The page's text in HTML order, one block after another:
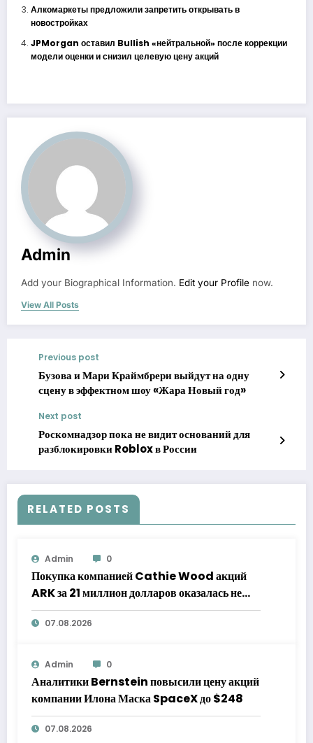
Алкомаркеты предложили запретить открывать в
новостройках
JPMorgan оставил Bullish «нейтральной» после коррекции
модели оценки и снизил целевую цену акций
Admin
Add your Biographical Information. Edit your Profile now.
View All Posts
Previous post
Бузова и Мари Краймбрери выйдут на одну
сцену в эффектном шоу «Жара Новый год»
Next post
Роскомнадзор пока не видит оснований для
разблокировки Roblox в России
RELATED POSTS
Admin 0
Покупка компанией Cathie Wood акций
ARK за 21 миллион долларов оказалась не
такой оптимистичной, как казалось
07.08.2026
Admin 0
Аналитики Bernstein повысили цену акций
компании Илона Маска SpaceX до $248
07.08.2026